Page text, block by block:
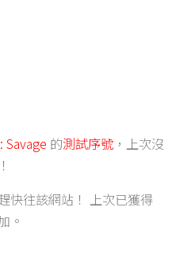
Savage 的測試序號 ，上次沒
快往該網站！ 上次已獲得
。